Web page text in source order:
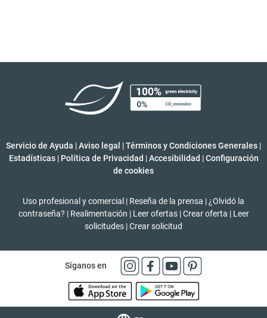
Servicio de Ayuda |Aviso legal |Términos y Condiciones Generales |
Estadísticas | Política de Privacidad | Accesibilidad | Configuración
de cookies
Uso profesional y comercial | Reseña de la prensa | ¿Olvidó la
contraseña? | Realimentación | Leer ofertas | Crear oferta | Leer
solicitudes |Crear solicitud
Síganos en